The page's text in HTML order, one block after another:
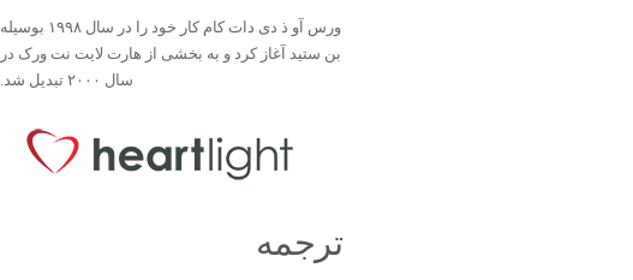
ورس آو ذ دی دات کام کار خود را در سال ۱۹۹۸ بوسیله
بن ستید آغاز کرد و به بخشی از هارت لایت نت ورک در
سال ۲۰۰۰ تبدیل شد.
ترجمه